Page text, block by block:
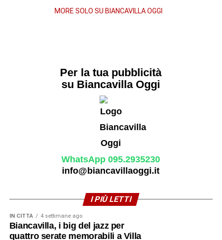
MORE SOLO SU BIANCAVILLA OGGI
Per la tua pubblicità
su Biancavilla Oggi
WhatsApp 095.2935230
info@biancavillaoggi.it
I PIÙ LETTI
IN CITTÀ 4 settimane ago
Biancavilla, i big del jazz per
quattro serate memorabili a Villa